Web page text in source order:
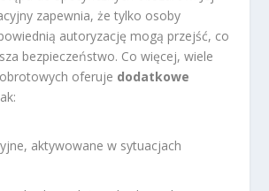
zapewnia, że tylko osoby
autoryzację mogą przejść, co
bezpieczeństwo. Co więcej, wiele
oferuje dodatkowe
aktywowane w sytuacjach